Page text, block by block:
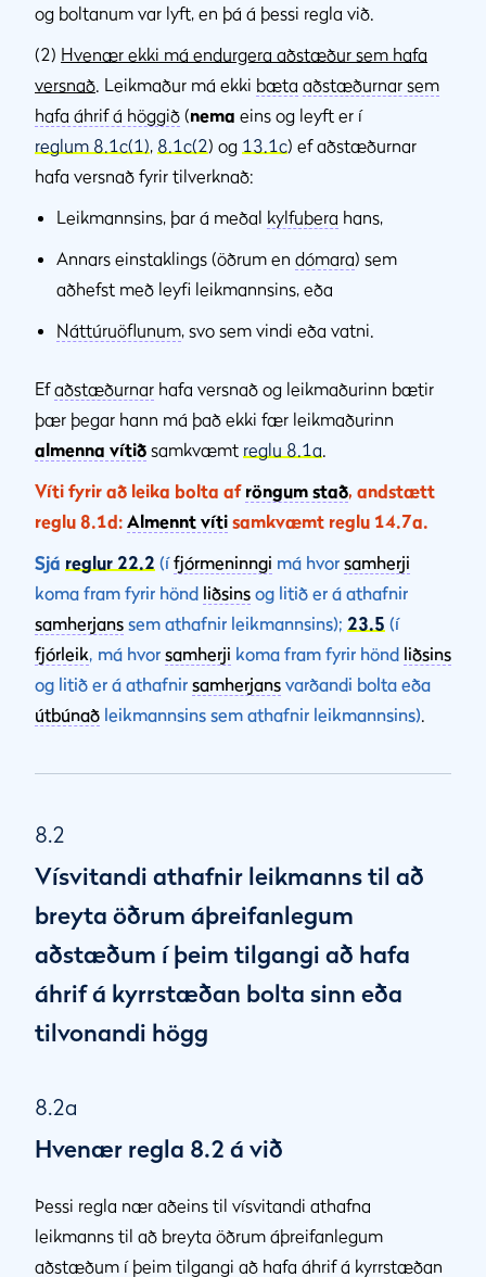
og boltanum var lyft, en þá á þessi regla við.
(2) Hvenær ekki má endurgera aðstæður sem hafa
versnað. Leikmaður má ekki bæta aðstæðurnar sem
hafa áhrif á höggið (nema eins og leyft er í
reglum 8.1c(1), 8.1c(2) og 13.1c) ef aðstæðurnar
hafa versnað fyrir tilverknað:
Leikmannsins, þar á meðal kylfubera hans,
Annars einstaklings (öðrum en dómara) sem
aðhefst með leyfi leikmannsins, eða
Náttúruöflunum, svo sem vindi eða vatni.
Efaðstæðurnar hafa versnað og leikmaðurinn bætir
þær þegar hann má það ekki fær leikmaðurinn
almenna vítið samkvæmt reglu 8.1a.
Víti fyrir að leika bolta af röngum stað, andstætt
reglu 8.1d: Almennt víti samkvæmt reglu 14.7a.
Sjá reglur 22.2 (ífjórmeninngi má hvor samherji
koma fram fyrir hönd liðsins og litið er á athafnir
samherjans sem athafnir leikmannsins); 23.5 (í
fjórleik, má hvor samherji koma fram fyrir hönd liðsins
og litið er á athafnir samherjans varðandi bolta eða
útbúnað leikmannsins sem athafnir leikmannsins).
8.2
Vísvitandi athafnir leikmanns til að
breyta öðrum áþreifanlegum
aðstæðum í þeim tilgangi að hafa
áhrif á kyrrstæðan bolta sinn eða
tilvonandi högg
8.2a
Hvenær regla 8.2 á við
Þessi regla nær aðeins til vísvitandi athafna
leikmanns til að breyta öðrum áþreifanlegum
aðstæðum í þeim tilgangi að hafa áhrif á kyrrstæðan